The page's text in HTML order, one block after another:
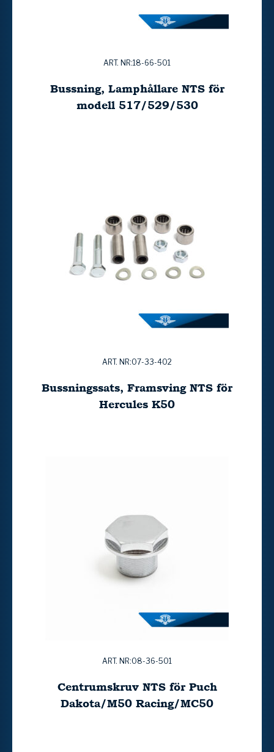
ART. NR:18-66-501
Bussning, Lamphållare NTS för
modell 517/529/530
ART. NR:07-33-402
Bussningssats, Framsving NTS för
Hercules K50
ART. NR:08-36-501
Centrumskruv NTS för Puch
Dakota/M50 Racing/MC50